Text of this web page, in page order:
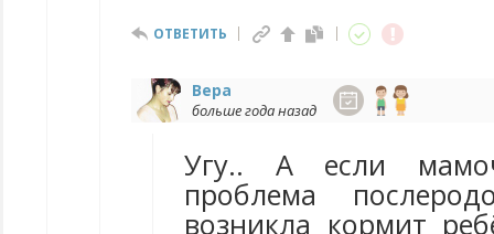
ОТВЕТИТЬ
Вера
больше года назад
Угу.. А если
проблема
возникла кормит